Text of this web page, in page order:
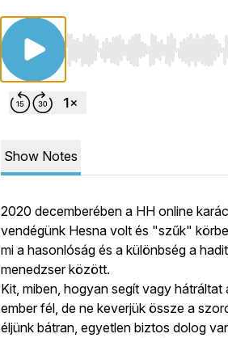
Use Left/Right to seek,
Show Notes
2020 decemberében a HH online
vendégünk Hesna volt és "szűk"
mi a hasonlóság és a különbség a
menedzser között.
Kit, miben, hogyan segít vagy hátráltat
ember fél, de ne keverjük össze a
éljünk bátran, egyetlen biztos dolog